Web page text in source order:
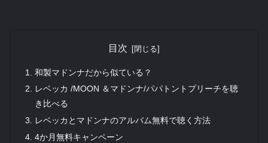
目次
和製マドンナだから似ている？
レベッカ /MOON ＆マドンナ/パパトントプリーチを聴
き比べる
レベッカとマドンナのアルバム無料で聴く方法
4か月無料キャンペーン